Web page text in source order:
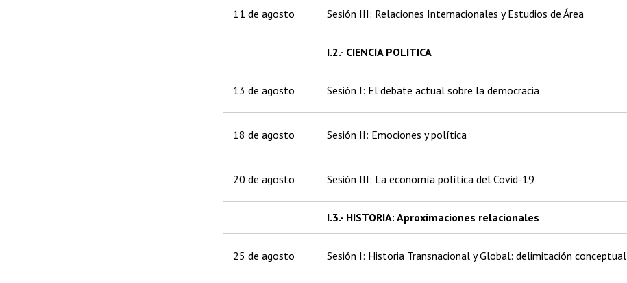
11 de agosto Sesión III: Relaciones Internacionales y Estudios de Área
I.2.- CIENCIA POLITICA
13 de agosto Sesión I: El debate actual sobre la democracia
18 de agosto Sesión II: Emociones y política
20 de agosto Sesión III: La economía política del Covid-19
I.3.- HISTORIA: Aproximaciones relacionales
25 de agosto Sesión I: Historia Transnacional y Global: delimitación conceptual